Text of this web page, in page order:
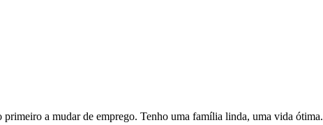
primeiro a mudarde emprego. Tenho uma família linda, uma vida ótima.